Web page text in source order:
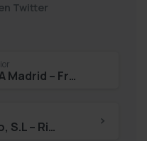
Twitter
Innova Ocular IOA Madrid – Francisco Poyales
Clínica San Francisco, S.L – Ricardo Aller